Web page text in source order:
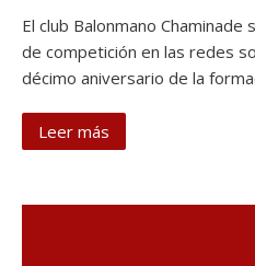
El club Balonmano
de competición en las redes
décimo aniversario de la
Leer más